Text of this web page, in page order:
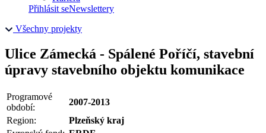
Přihlásit seNewslettery
Všechny projekty
Ulice Zámecká - Spálené Poříčí, stavební
úpravy stavebního objektu komunikace
Programové
období:
2007-2013
Region:
Plzeňský kraj